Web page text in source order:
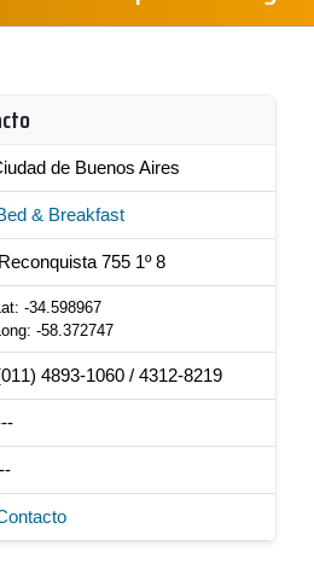
de Buenos Aires
& Breakfast
Reconquista 755 1º 8
-34.598967
-58.372747
4893-1060 / 4312-8219